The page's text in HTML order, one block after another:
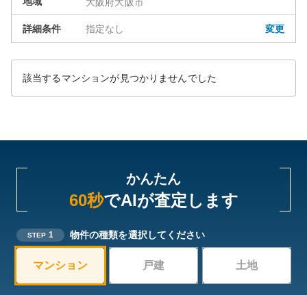
詳細条件 指定なし 変更
該当するマンションが見つかりませんでした
かんたん
60秒でAIが査定します
STEP 1 物件の種類を選択してください
マンション 戸建 土地